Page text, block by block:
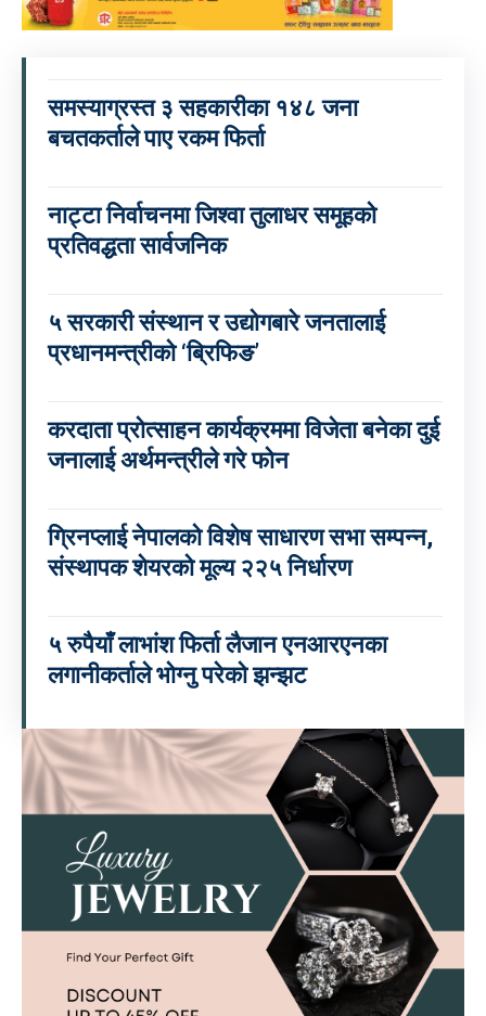
समस्याग्रस्त ३ सहकारीका १४८ जना
बचतकर्ताले पाए रकम फिर्ता
नाट्टा निर्वाचनमा जिश्वा तुलाधर समूहको
प्रतिवद्धता सार्वजनिक
५ सरकारी संस्थान र उद्योगबारे जनतालाई
प्रधानमन्त्रीको ‘ब्रिफिङ’
करदाता प्रोत्साहन कार्यक्रममा विजेता बनेका दुई
जनालाई अर्थमन्त्रीले गरे फोन
ग्रिनप्लाई नेपालको विशेष साधारण सभा सम्पन्न,
संस्थापक शेयरको मूल्य २२५ निर्धारण
५ रुपैयाँ लाभांश फिर्ता लैजान एनआरएनका
लगानीकर्ताले भोग्नु परेको झन्झट